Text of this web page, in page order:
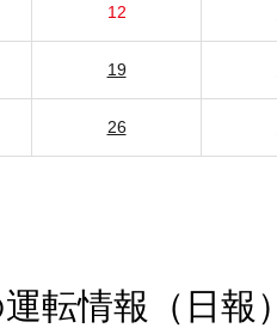
12
19
26
転情報（日報）